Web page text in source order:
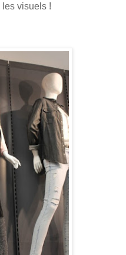
visuels !